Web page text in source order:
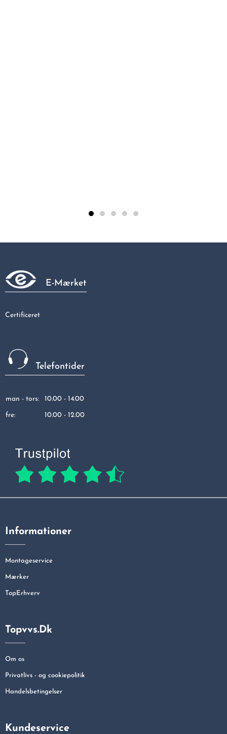
84,06 kr
E-Mærket
Certificeret
Telefontider
man - tors: 10.00 - 14.00
fre: 10.00 - 12.00
Informationer
Montageservice
Mærker
TopErhverv
Topvvs.dk
Om os
Privatlivs - og cookiepolitik
Handelsbetingelser
Kundeservice